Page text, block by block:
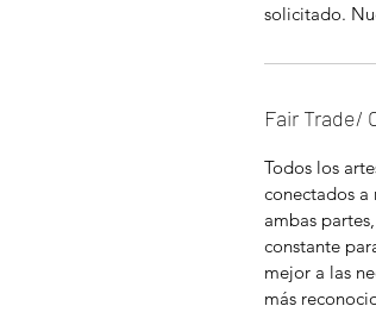
solicitado.
Fair Trade/
Todos los
conectados a
ambas
constante
mejor a las
más